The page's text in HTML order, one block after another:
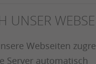
UNSER
Webseiten
Server automatisch